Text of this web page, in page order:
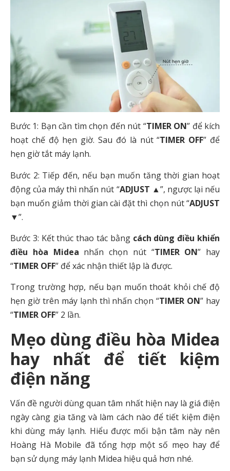
Bước 1: Bạn cần tìm chọn đến nút “TIMER ON” để kích
hoạt chế độ hẹn giờ. Sau đó là nút “TIMER OFF” để
hẹn giờ tắt máy lạnh.
Bước 2: Tiếp đến, nếu bạn muốn tăng thời gian hoạt
động của máy thì nhấn nút “ADJUST ▲”, ngược lại nếu
bạn muốn giảm thời gian cài đặt thì chọn nút “ADJUST
▼”.
Bước 3: Kết thúc thao tác bằng cách dùng điều khiển
điều hòa Midea nhấn chọn nút “TIMER ON” hay
“TIMER OFF” để xác nhận thiết lập là được.
Trong trường hợp, nếu bạn muốn thoát khỏi chế độ
hẹn giờ trên máy lạnh thì nhấn chọn “TIMER ON” hay
“TIMER OFF” 2 lần.
Mẹo dùng điều hòa Midea
hay nhất để tiết kiệm
điện năng
Vấn đề người dùng quan tâm nhất hiện nay là giá điện
ngày càng gia tăng và làm cách nào để tiết kiệm điện
khi dùng máy lạnh. Hiểu được mối bận tâm này nên
Hoàng Hà Mobile đã tổng hợp một số mẹo hay để
bạn sử dụng máy lạnh Midea hiệu quả hơn nhé.